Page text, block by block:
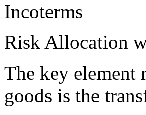
Incoterms
Risk Allocation
The key element
goods is the